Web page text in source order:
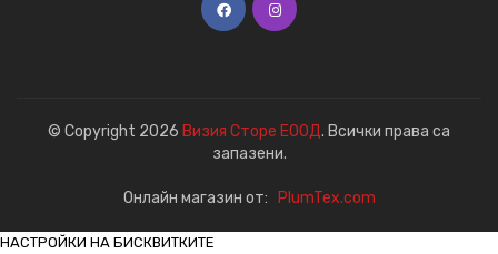
© Copyright 2026 Визия Сторе ЕООД. Всички права са
запазени.
Онлайн магазин от: PlumTex.com
НАСТРОЙКИ НА БИСКВИТКИТЕ